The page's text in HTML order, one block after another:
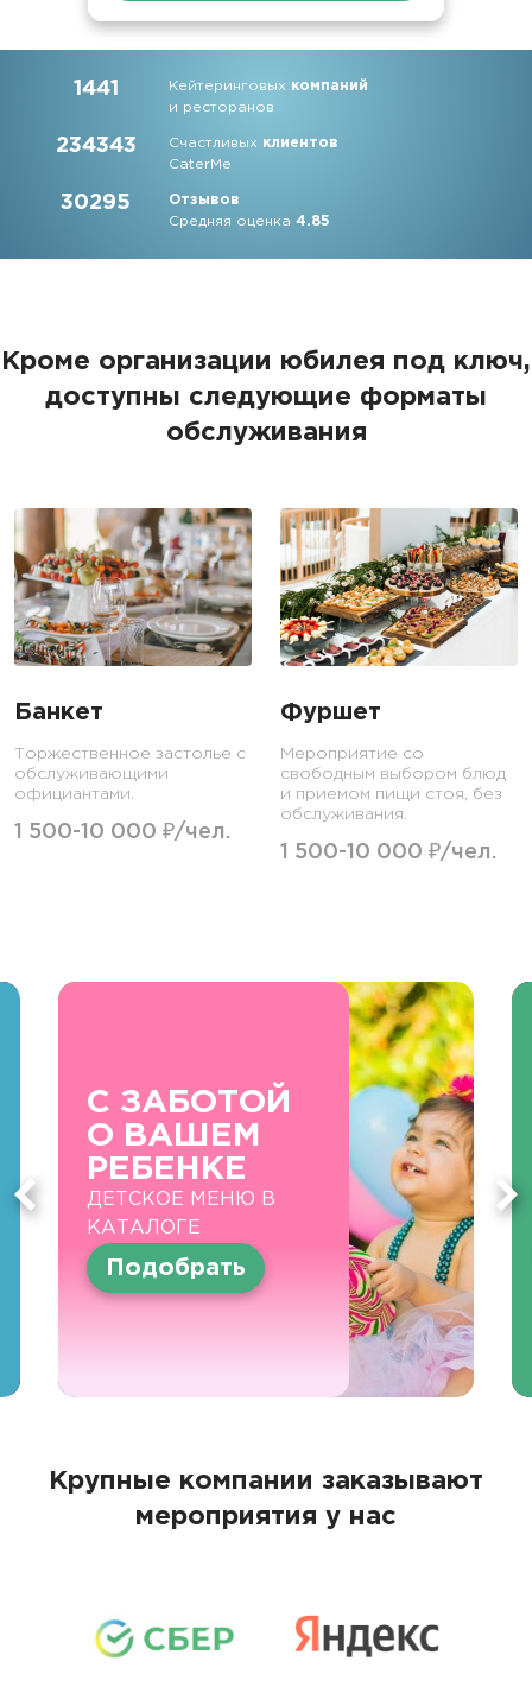
1441 Кейтеринговых компаний
и ресторанов
234343 Счастливых клиентов
CaterMe
30295
Отзывов
Средняя оценка4.85
Кроме организации юбилея под ключ,
доступны следующие форматы
обслуживания
Банкет
Торжественное застолье с
обслуживающими
официантами.
1 500-10 000 ₽/чел.
Фуршет
Мероприятие со
свободным выбором блюд
и приемом пищи стоя, без
обслуживания.
1 500-10 000 ₽/чел.
С ЗАБОТОЙ
О ВАШЕМ
РЕБЕНКЕ
ДЕТСКОЕ МЕНЮ В
КАТАЛОГЕ
Подобрать
Крупные компании заказывают
мероприятия у нас